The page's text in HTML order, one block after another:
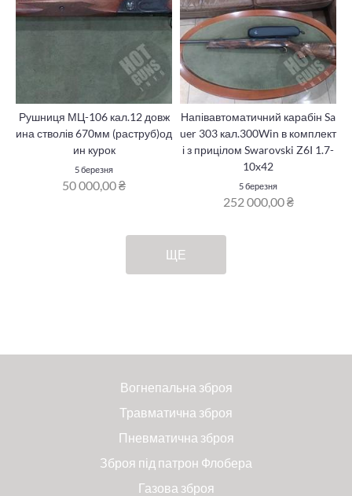
Рушниця МЦ-106 кал.12 довж
ина стволів 670мм (раструб)од
ин курок
5 березня
50 000,00 ₴
Напівавтоматичний карабін Sa
uer 303 кал.300Win в комплект
і з прицілом Swarovski Z6I 1.7-
10x42
5 березня
252 000,00 ₴
ЩЕ
Вогнепальна зброя
Травматична зброя
Пневматична зброя
Зброя під патрон Флобера
Газова зброя